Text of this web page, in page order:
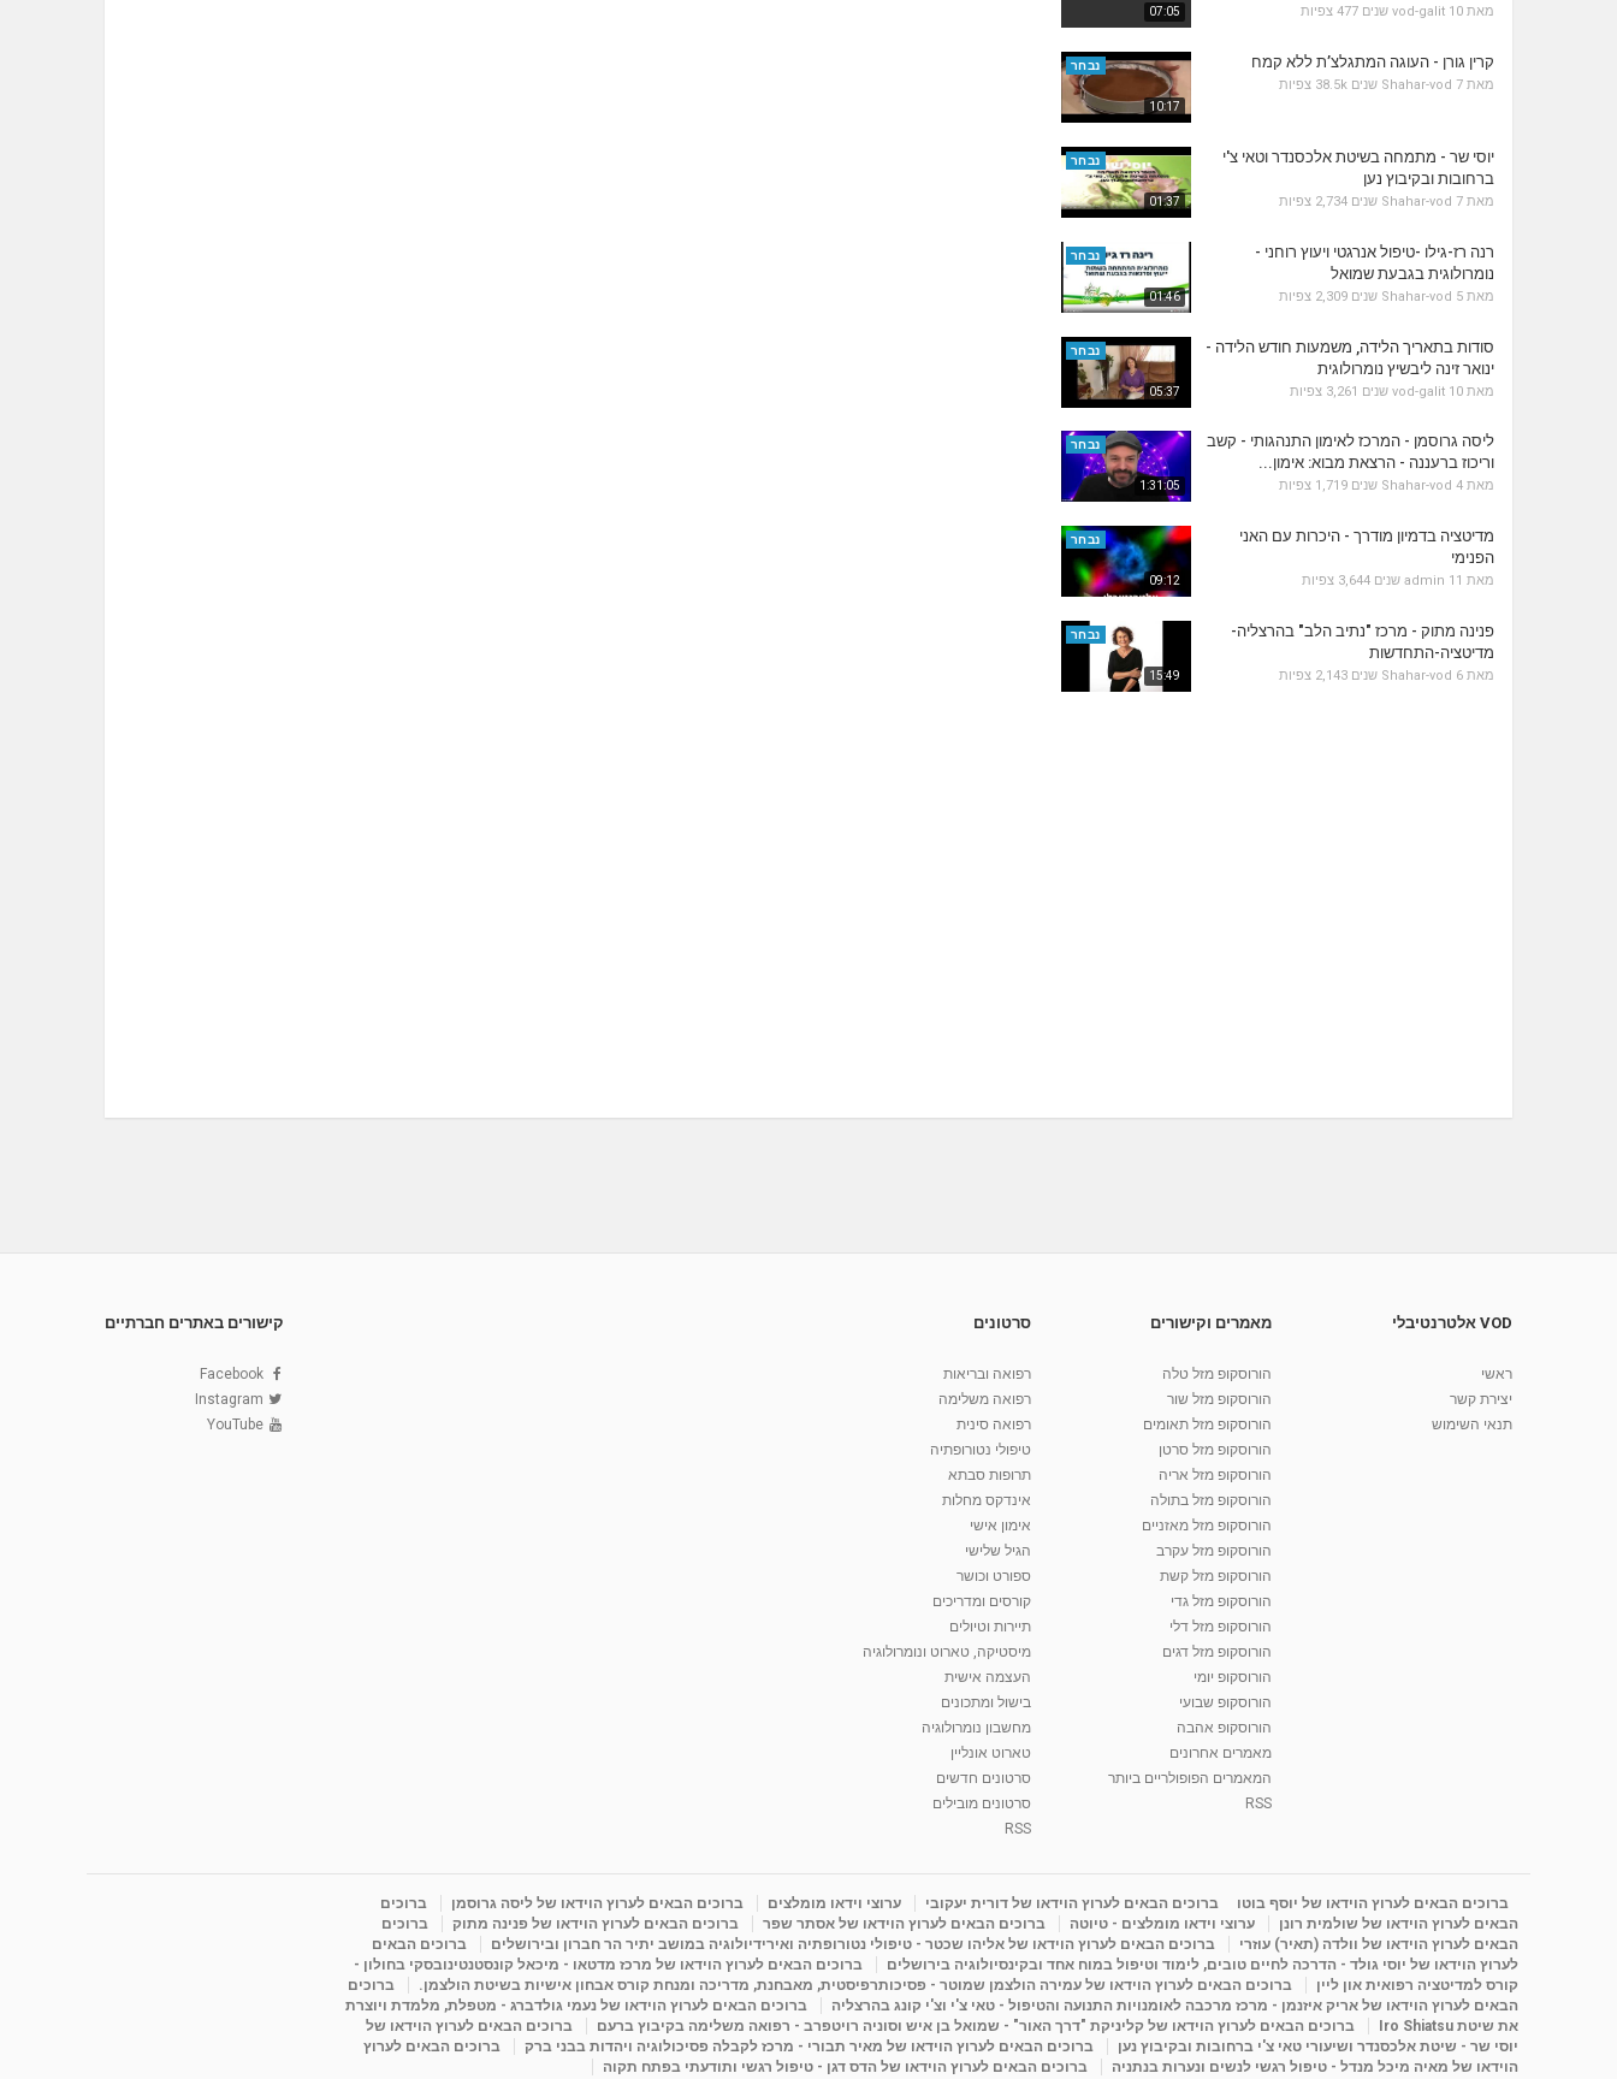
07:05 מאת vod-galit 10 שנים 477 צפיות
10:17
נבחר קרין גורן - העוגה המתגלצ’ת ללא קמח
מאת Shahar-vod 7 שנים 38.5k צפיות
01:37
נבחר
יוסי שר - מתמחה בשיטת אלכסנדר וטאי צ'י
ברחובות ובקיבוץ נען
מאת Shahar-vod 7 שנים 2,734 צפיות
01:46
נבחר
רנה רז-גילו -טיפול אנרגטי ויעוץ רוחני -
נומרולוגית בגבעת שמואל
מאת Shahar-vod 5 שנים 2,309 צפיות
05:37
נבחר
סודות בתאריך הלידה, משמעות חודש הלידה -
ינואר זינה ליבשיץ נומרולוגית
מאת vod-galit 10 שנים 3,261 צפיות
1:31:05
נבחר
ליסה גרוסמן - המרכז לאימון התנהגותי - קשב
וריכוז ברעננה - הרצאת מבוא: אימון...
מאת Shahar-vod 4 שנים 1,719 צפיות
09:12
נבחר
מדיטציה בדמיון מודרך - היכרות עם האני
הפנימי
מאת admin 11 שנים 3,644 צפיות
15:49
נבחר
פנינה מתוק - מרכז "נתיב הלב" בהרצליה-
מדיטציה-התחדשות
מאת Shahar-vod 6 שנים 2,143 צפיות
VOD אלטרנטיבלי
ראשי
יצירת קשר
תנאי השימוש
מאמרים וקישורים
הורוסקופ מזל טלה
הורוסקופ מזל שור
הורוסקופ מזל תאומים
הורוסקופ מזל סרטן
הורוסקופ מזל אריה
הורוסקופ מזל בתולה
הורוסקופ מזל מאזניים
הורוסקופ מזל עקרב
הורוסקופ מזל קשת
הורוסקופ מזל גדי
הורוסקופ מזל דלי
הורוסקופ מזל דגים
הורוסקופ יומי
הורוסקופ שבועי
הורוסקופ אהבה
מאמרים אחרונים
המאמרים הפופולריים ביותר
RSS
סרטונים
רפואה ובריאות
רפואה משלימה
רפואה סינית
טיפולי נטורופתיה
תרופות סבתא
אינדקס מחלות
אימון אישי
הגיל שלישי
ספורט וכושר
קורסים ומדריכים
תיירות וטיולים
מיסטיקה, טארוט ונומרולוגיה
העצמה אישית
בישול ומתכונים
מחשבון נומרולוגיה
טארוט אונליין
סרטונים חדשים
סרטונים מובילים
RSS
קישורים באתרים חברתיים
Facebook
Instagram
YouTube
ברוכים הבאים לערוץ הוידאו של יוסף בוטו ברוכים הבאים לערוץ הוידאו של דורית יעקובי ערוצי וידאו מומלצים ברוכים הבאים לערוץ הוידאו של ליסה גרוסמן
ברוכים
הבאים לערוץ הוידאו של שולמית רונן
ערוצי וידאו מומלצים - טיוטה ברוכים הבאים לערוץ הוידאו של אסתר שפר ברוכים הבאים לערוץ הוידאו של פנינה מתוק
ברוכים
הבאים לערוץ הוידאו של וולדה (תאיר) עוזרי
ברוכים הבאים לערוץ הוידאו של אליהו שכטר - טיפולי נטורופתיה ואירידיולוגיה במושב יתיר הר חברון ובירושלים
ברוכים הבאים
לערוץ הוידאו של יוסי גולד - הדרכה לחיים טובים, לימוד וטיפול במוח אחד ובקינסיולוגיה בירושלים
ברוכים הבאים לערוץ הוידאו של מרכז מדטאו - מיכאל קונסטנטינובסקי בחולון -
קורס למדיטציה רפואית און ליין
ברוכים הבאים לערוץ הוידאו של עמירה הולצמן שמוטר - פסיכותרפיסטית, מאבחנת, מדריכה ומנחת קורס אבחון אישיות בשיטת הולצמן.
ברוכים
הבאים לערוץ הוידאו של אריק איזנמן - מרכז מרכבה לאומנויות התנועה והטיפול - טאי צ'י וצ'י קונג בהרצליה
ברוכים הבאים לערוץ הוידאו של נעמי גולדברג - מטפלת, מלמדת ויוצרת
את שיטת Iro Shiatsu
ברוכים הבאים לערוץ הוידאו של קליניקת "דרך האור" - שמואל בן איש וסוניה רויטפרב - רפואה משלימה בקיבוץ ברעם
ברוכים הבאים לערוץ הוידאו של
יוסי שר - שיטת אלכסנדר ושיעורי טאי צ'י ברחובות ובקיבוץ נען
ברוכים הבאים לערוץ הוידאו של מאיר תבורי - מרכז לקבלה פסיכולוגיה ויהדות בבני ברק
ברוכים הבאים לערוץ
הוידאו של מאיה מיכל מנדל - טיפול רגשי לנשים ונערות בנתניה
ברוכים הבאים לערוץ הוידאו של הדס דגן - טיפול רגשי ותודעתי בפתח תקוה